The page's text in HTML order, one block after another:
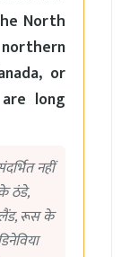
North
or
long
नहीं
ठंडे,
रूस के